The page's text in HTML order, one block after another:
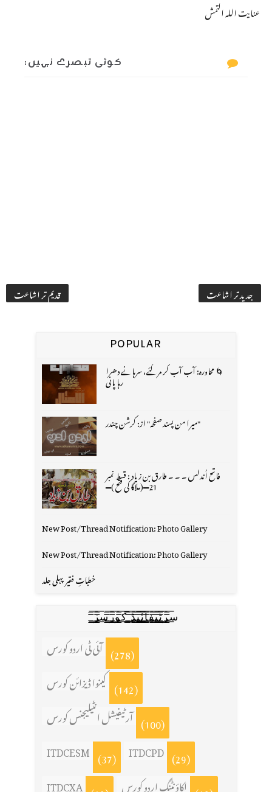
عنایت اللہ التمش
کوئی تبصرے نہیں:
جدید تر اشاعت قدیم تر اشاعت
POPULAR
🌀 محاورہ: آب آب کر مر گئے، سرہانے دھرا
رہا پانی
"میرا من پسند صفحہ" از: کرشن چندر
فاتح اُندلس ۔ ۔ ۔ طارق بن زیاد : قسط نمبر
21═(ملاگا کی فتح )═
New Post/Thread Notification: Photo Gallery
New Post/Thread Notification: Photo Gallery
خطباتِ فقیر پہلی جلد
س̳̿͟͞ر̳̿͟͞ٹ̳̿͟͞ی̳̿͟͞ف̳̿͟͞ا̳̿͟͞ي̳̳̿ٔ̿͟͟͞͞ی̳̿͟͞ڈ̳̿͟͞ ̳̿͟͞ک̳̿͟͞و̳̿͟͞ر̳̿͟͞س̳̿͟͞ز̳̿͟͞
آئی ٹی اردو کورس (278)
کینوا ڈیزائن کورس (142)
آرٹیفیشل انٹیلیجنس کورس (100)
ITDCESM (37) ITDCPD (29)
ITDCXA
اکاؤنٹنگ اردو کورس